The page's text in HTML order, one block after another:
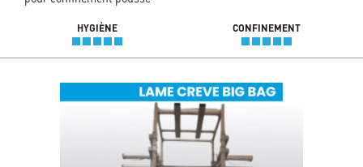
HYGIÈNE CONFINEMENT